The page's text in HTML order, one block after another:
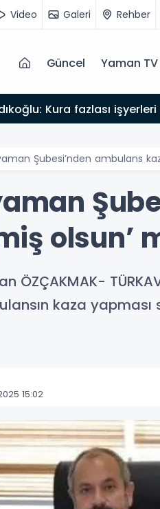
Video Galeri Rehber
Güncel Yaman TV
Kura fazlası
Şubesi’nden ambulans
olsun’
ÖZÇAKMAK-
kaza
15:02